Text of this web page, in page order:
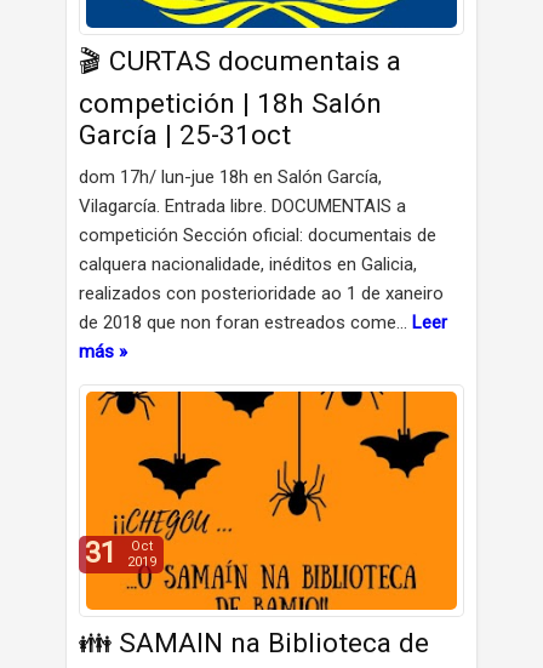
🎬 CURTAS documentais a
competición | 18h Salón
García | 25-31oct
dom 17h/ lun-jue 18h en Salón García,
Vilagarcía. Entrada libre. DOCUMENTAIS a
competición Sección oficial: documentais de
calquera nacionalidade, inéditos en Galicia,
realizados con posterioridade ao 1 de xaneiro
de 2018 que non foran estreados come… Leer
más »
👪 SAMAIN na Biblioteca de
31
Oct
2019